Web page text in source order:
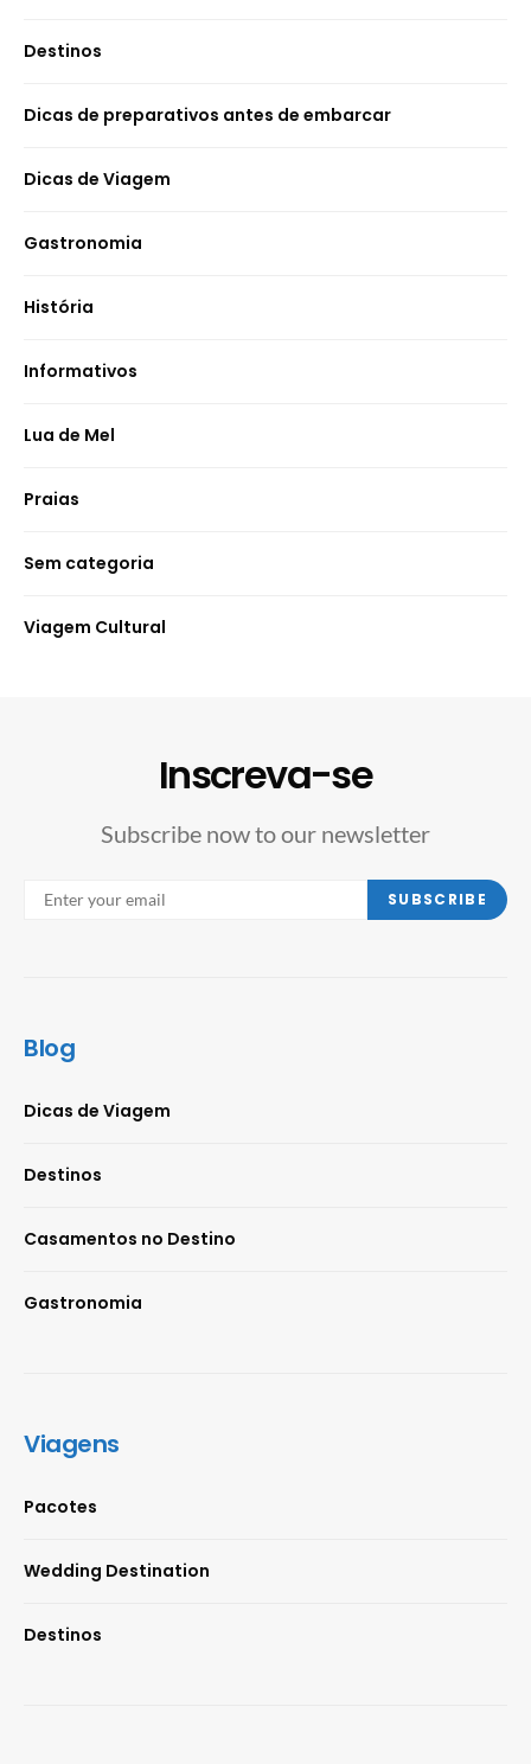
Destinos
Dicas de preparativos antes de embarcar
Dicas de Viagem
Gastronomia
História
Informativos
Lua de Mel
Praias
Sem categoria
Viagem Cultural
Inscreva-se
Subscribe now to our newsletter
SUBSCRIBE
Blog
Dicas de Viagem
Destinos
Casamentos no Destino
Gastronomia
Viagens
Pacotes
Wedding Destination
Destinos